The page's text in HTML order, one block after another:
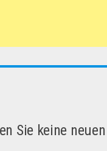
Sie keine